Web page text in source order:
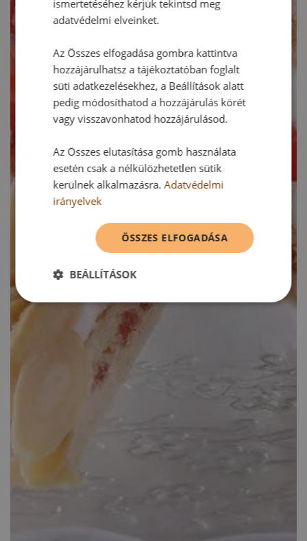
ismertetéséhez kérjük tekintsd meg
adatvédelmi elveinket.
Az Összes elfogadása gombra kattintva
hozzájárulhatsz a tájékoztatóban foglalt
süti adatkezelésekhez, a Beállítások alatt
pedig módosíthatod a hozzájárulás körét
vagy visszavonhatod hozzájárulásod.
Az Összes elutasítása gomb használata
esetén csak a nélkülözhetetlen sütik
kerülnek alkalmazásra.Adatvédelmi
irányelvek
ÖSSZES ELFOGADÁSA
BEÁLLÍTÁSOK